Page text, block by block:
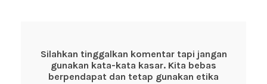
o
o
p
p
Silahkan tinggalkan komentar tapi jangan
gunakan kata-kata kasar. Kita bebas
berpendapat dan tetap gunakan etika